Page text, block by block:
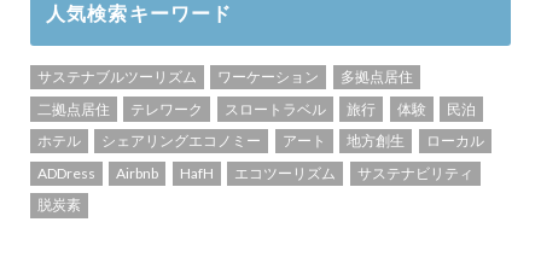
人気検索キーワード
サステナブルツーリズム ワーケーション
多拠点居住
二拠点居住
テレワーク スロートラベル 旅行 体験
民泊
ホテル
シェアリングエコノミー アート 地方創生
ローカル
ADDress
Airbnb HafH エコツーリズム
サステナビリティ
脱炭素